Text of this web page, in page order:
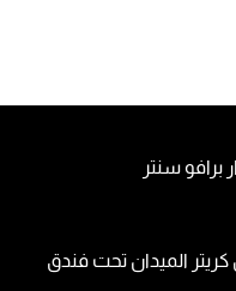
برافو سنتر
كريتر الميدان تحت فندق